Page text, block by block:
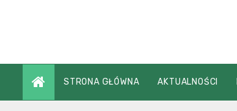
STRONA GŁÓWNA AKTUALNOŚCI